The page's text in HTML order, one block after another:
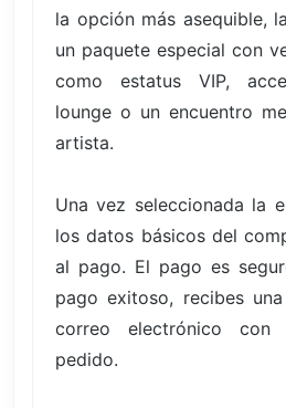
la opción más asequible,
un paquete especial con
como estatus VIP,
lounge o un encuentro
artista.
Una vez seleccionada la
los datos básicos del
al pago. El pago es
pago exitoso, recibes
correo electrónico
pedido.